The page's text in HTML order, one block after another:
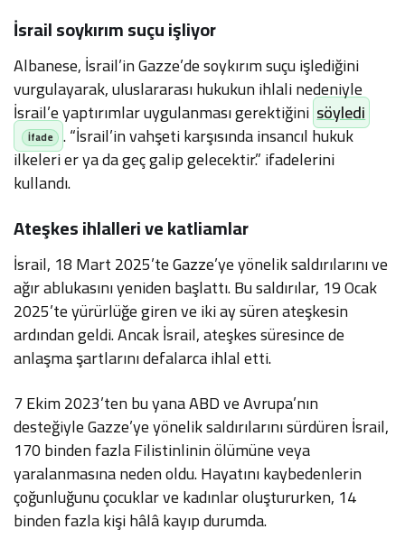
İsrail soykırım suçu işliyor
Albanese, İsrail’in Gazze’de soykırım suçu işlediğini
vurgulayarak, uluslararası hukukun ihlali nedeniyle
İsrail’e yaptırımlar uygulanması gerektiğini söyledi
. “İsrail’in vahşeti karşısında insancıl hukuk
ilkeleri er ya da geç galip gelecektir.” ifadelerini
kullandı.
Ateşkes ihlalleri ve katliamlar
İsrail, 18 Mart 2025’te Gazze’ye yönelik saldırılarını ve
ağır ablukasını yeniden başlattı. Bu saldırılar, 19 Ocak
2025’te yürürlüğe giren ve iki ay süren ateşkesin
ardından geldi. Ancak İsrail, ateşkes süresince de
anlaşma şartlarını defalarca ihlal etti.
7 Ekim 2023’ten bu yana ABD ve Avrupa’nın
desteğiyle Gazze’ye yönelik saldırılarını sürdüren İsrail,
170 binden fazla Filistinlinin ölümüne veya
yaralanmasına neden oldu. Hayatını kaybedenlerin
çoğunluğunu çocuklar ve kadınlar oluştururken, 14
binden fazla kişi hâlâ kayıp durumda.